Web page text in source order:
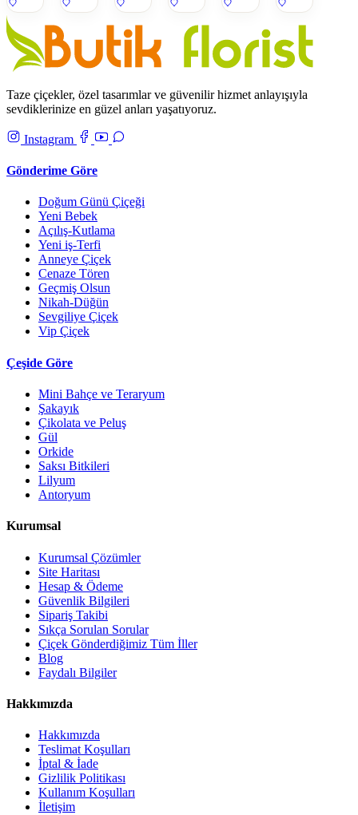
Çiçek
Gül
Taze çiçekler, özel tasarımlar ve güvenilir hizmet anlayışıyla
sevdiklerinize en güzel anları yaşatıyoruz.
Instagram
Gönderime Göre
Doğum Günü Çiçeği
Yeni Bebek
Açılış-Kutlama
Yeni iş-Terfi
Anneye Çiçek
Cenaze Tören
Geçmiş Olsun
Nikah-Düğün
Sevgiliye Çiçek
Vip Çiçek
Çeşide Göre
Mini Bahçe ve Teraryum
Şakayık
Çikolata ve Peluş
Gül
Orkide
Saksı Bitkileri
Lilyum
Antoryum
Kurumsal
Kurumsal Çözümler
Site Haritası
Hesap & Ödeme
Güvenlik Bilgileri
Sipariş Takibi
Sıkça Sorulan Sorular
Çiçek Gönderdiğimiz Tüm İller
Blog
Faydalı Bilgiler
Hakkımızda
Hakkımızda
Teslimat Koşulları
İptal & İade
Gizlilik Politikası
Kullanım Koşulları
İletişim